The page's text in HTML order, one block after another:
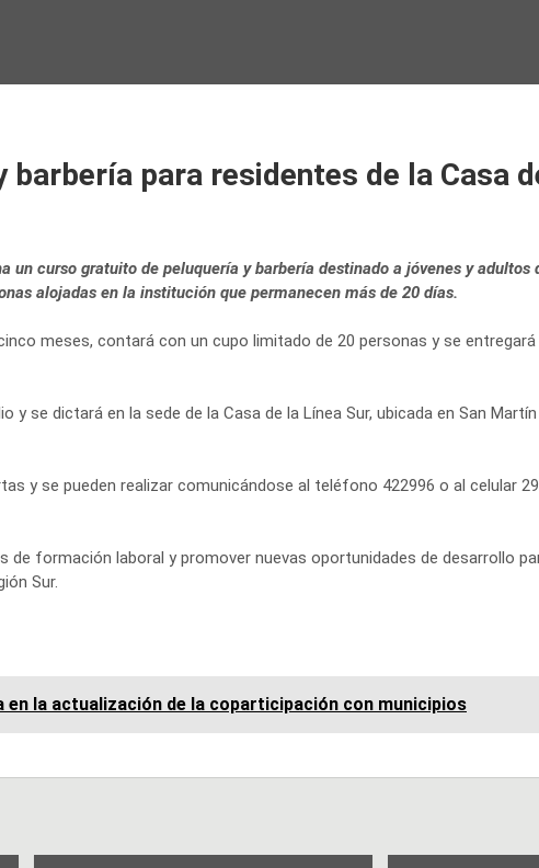
barbería para residentes de la Casa
un curso gratuito de peluquería y barbería destinado a jóvenes y adultos
alojadas en la institución que permanecen más de 20 días.
meses, contará con un cupo limitado de 20 personas y se entregará
y se dictará en la sede de la Casa de la Línea Sur, ubicada en San Martín
y se pueden realizar comunicándose al teléfono 422996 o al celular
de formación laboral y promover nuevas oportunidades de desarrollo
Sur.
en la actualización de la coparticipación con municipios